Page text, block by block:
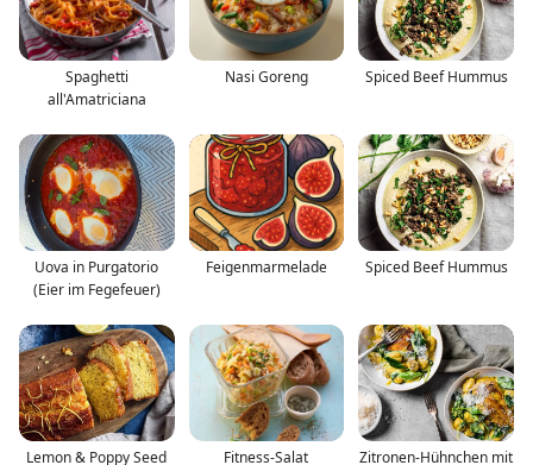
Spaghetti
all'Amatriciana
Nasi Goreng Spiced Beef Hummus
Uova in Purgatorio
(Eier im Fegefeuer)
Feigenmarmelade Spiced Beef Hummus
Lemon & Poppy Seed
Fitness-Salat
Zitronen-Hühnchen mit